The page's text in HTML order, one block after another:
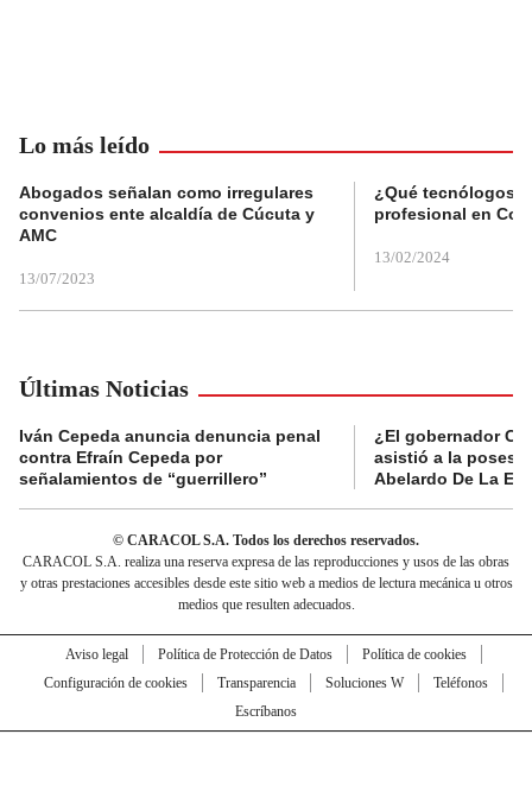
Lo más leído
Abogados señalan como irregulares
convenios ente alcaldía de Cúcuta y
AMC
13/07/2023
¿Qué tecnólogos
profesional en
13/02/2024
Últimas Noticias
Iván Cepeda anuncia denuncia penal
contra Efraín Cepeda por
señalamientos de “guerrillero”
¿El gobernador
asistió a la
Abelardo De La
© CARACOL S.A. Todos los derechos reservados.
CARACOL S.A. realiza una reserva expresa de las reproducciones y usos de las obras
y otras prestaciones accesibles desde este sitio web a medios de lectura mecánica u otros
medios que resulten adecuados.
Aviso legal Política de Protección de Datos
Política de cookies
Configuración de cookies
Transparencia Soluciones W
Teléfonos
Escríbanos